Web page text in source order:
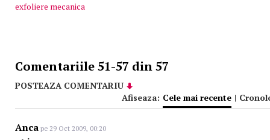
exfoliere mecanica
Comentariile 51-57 din 57
POSTEAZA COMENTARIU
Afiseaza: Cele mai recente |
Anca pe 29 Oct 2009, 00:20